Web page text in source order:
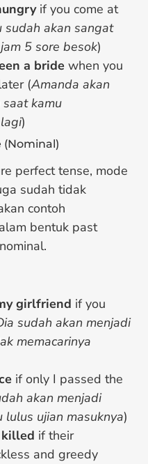
if you come at
sudah akan sangat
5 sore besok)
a bride when you
(Amanda akan
kamu
)
(Nominal)
perfect tense, mode
sudah tidak
contoh
bentuk past
girlfriend if you
sudah akan menjadi
memacarinya
if only I passed the
akan menjadi
lulus ujian masuknya)
killed if their
and greedy